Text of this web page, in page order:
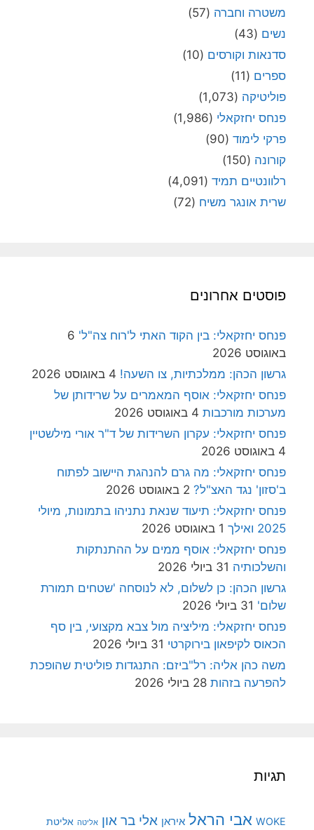
משטרה וחברה (57)
נשים (43)
סדנאות וקורסים (10)
ספרים (11)
פוליטיקה (1,073)
פנחס יחזקאלי (1,986)
פרקי לימוד (90)
קורונה (150)
רלוונטיים תמיד (4,091)
שרית אונגר משיח (72)
פוסטים אחרונים
פנחס יחזקאלי: בין הקוד האתי ל'רוח צה"ל' 6
באוגוסט 2026
גרשון הכהן: ממלכתיות, צו השעה! 4 באוגוסט 2026
פנחס יחזקאלי: אוסף המאמרים על שרידותן של
מערכות מורכבות 4 באוגוסט 2026
פנחס יחזקאלי: עקרון השרידות של ד"ר אורי מילשטיין
4 באוגוסט 2026
פנחס יחזקאלי: מה גרם להנהגת היישוב לפתוח
ב'סזון' נגד האצ"ל? 2 באוגוסט 2026
פנחס יחזקאלי: תיעוד שנאת נתניהו בתמונות, מיולי
2025 ואילך
1 באוגוסט 2026
פנחס יחזקאלי: אוסף ממים על ההתנתקות
והשלכותיה 31 ביולי 2026
גרשון הכהן: כן לשלום, לא לנוסחה 'שטחים תמורת
שלום' 31 ביולי 2026
פנחס יחזקאלי: מיליציה מול צבא מקצועי, בין סף
הכאוס לקיפאון בירוקרטי 31 ביולי 2026
משה כהן אליה: רל"ביזם: התנגדות פוליטית שהופכת
להפרעה בזהות 28 ביולי 2026
תגיות
WOKE אבי הראל איראן אלי בר און אליטה אליטת